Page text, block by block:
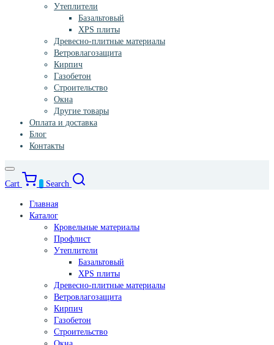
Утеплители
Базальтовый
XPS плиты
Древесно-плитные материалы
Ветровлагозащита
Кирпич
Газобетон
Строительство
Окна
Другие товары
Оплата и доставка
Блог
Контакты
Cart Search
Главная
Каталог
Кровельные материалы
Профлист
Утеплители
Базальтовый
XPS плиты
Древесно-плитные материалы
Ветровлагозащита
Кирпич
Газобетон
Строительство